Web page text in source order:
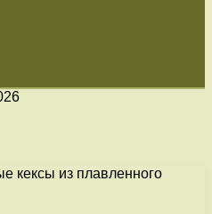
кексы из плавленного